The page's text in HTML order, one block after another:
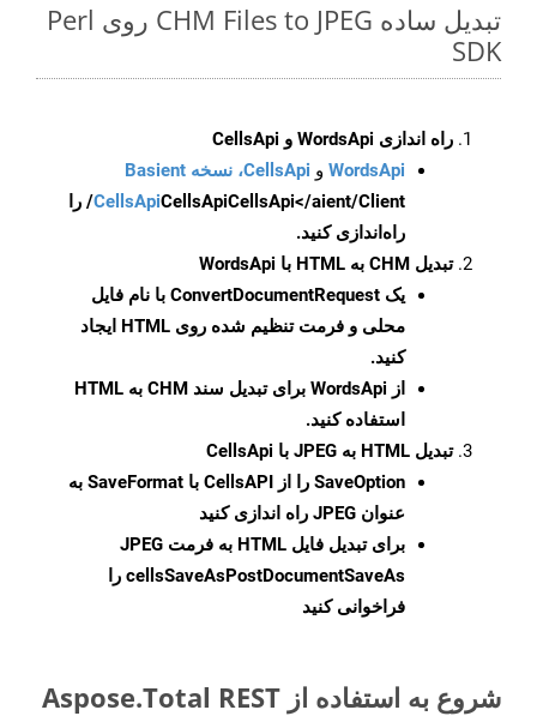
تبدیل ساده CHM Files to JPEG روی Perl
SDK
راه اندازی WordsApi و CellsApi
WordsApi و CellsApi، نسخه Basient
CellsApiCellsApi
CellsApi</aient/Client/ را
راه‌اندازی کنید.
تبدیل CHM به HTML با WordsApi
یک ConvertDocumentRequest با نام فایل
محلی و فرمت تنظیم شده روی HTML ایجاد
کنید.
از WordsApi برای تبدیل سند CHM به HTML
استفاده کنید.
تبدیل HTML به JPEG با CellsApi
SaveOption
را از CellsAPI با SaveFormat به
عنوان JPEG راه اندازی کنید
برای تبدیل فایل HTML به فرمت
JPEG
cellsSaveAsPostDocumentSaveAs را
فراخوانی کنید
شروع به استفاده از Aspose.Total REST